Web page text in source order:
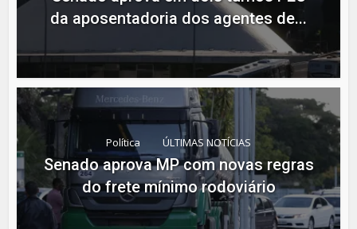
da aposentadoria dos agentes de...
Política ÚLTIMAS NOTÍCIAS
Senado aprova MP com novas regras
do frete mínimo rodoviário